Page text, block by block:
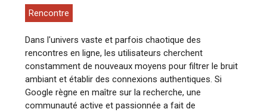
Rencontre
Dans l'univers vaste et parfois chaotique des
rencontres en ligne, les utilisateurs cherchent
constamment de nouveaux moyens pour filtrer le bruit
ambiant et établir des connexions authentiques. Si
Google règne en maître sur la recherche, une
communauté active et passionnée a fait de